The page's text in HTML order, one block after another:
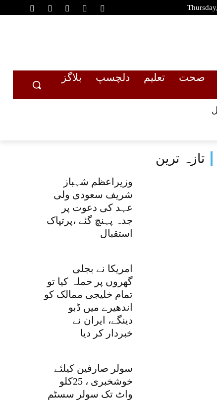
صحت تعلیم دلچسپ
بلاگز
تازہ ترین
وزیراعظم شہباز
شریف سعودی ولی
عہد کی دعوت پر
جدہ پہنچ گئے ،پرتپاک
استقبال
امریکا نے بجلی
گھروں پر حملہ کیا تو
تمام خلیجی ممالک کو
اندھیرے میں ڈبو
دینگے، ایران نے
خبردار کر دیا
سولر صارفین کیلئے
خوشخبری ، 25کلو
واٹ تک سولر سسٹم